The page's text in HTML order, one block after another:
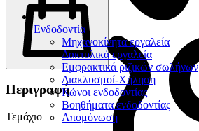
Ενδοδοντία
Μηχανοκίνητα εργαλεία
Δακτυλικά εργαλεία
Εμφρακτικά ριζικών σωλήνων
Διακλυσμοί-Χήληση
Κώνοι ενδοδοντίας
Βοηθήματα ενδοδοντίας
Απομόνωση
Περιγραφή
Τεμάχιο